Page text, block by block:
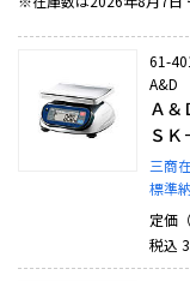
61-
A&D
Ａ
ＳＫ
三商
標準
定価
税込